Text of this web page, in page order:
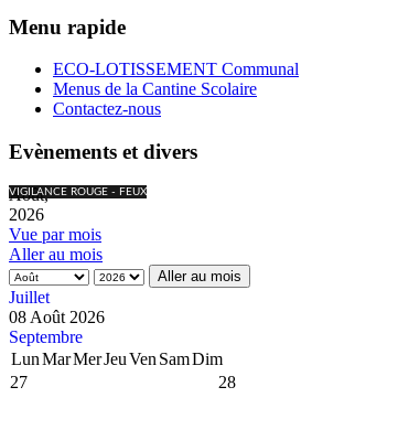
Menu rapide
ECO-LOTISSEMENT Communal
Menus de la Cantine Scolaire
Contactez-nous
Evènements et divers
VIGILANCE ROUGE - FEUX
Août,
2026
Vue par mois
Aller au mois
Aller au mois
Juillet
08 Août 2026
Septembre
LunMarMerJeuVen SamDim
27
28